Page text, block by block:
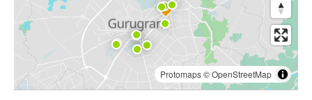
Protomaps©OpenStreetMap